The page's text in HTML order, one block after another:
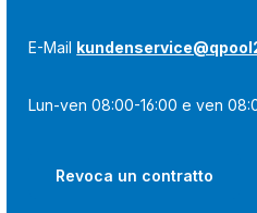
E-Mail
Lun-ven 08:00-16:00 e ven
Revoca un contratto